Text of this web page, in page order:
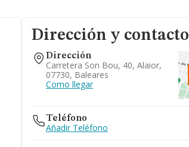
Dirección y contacto
Dirección
Carretera Son Bou, 40, Alaior,
07730, Baleares
Como llegar
Teléfono
Añadir Teléfono